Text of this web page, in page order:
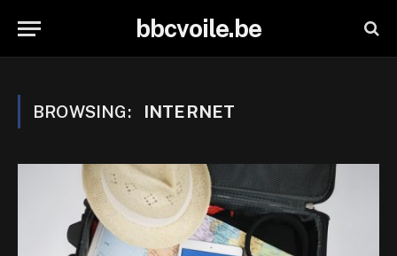
bbcvoile.be
BROWSING: INTERNET